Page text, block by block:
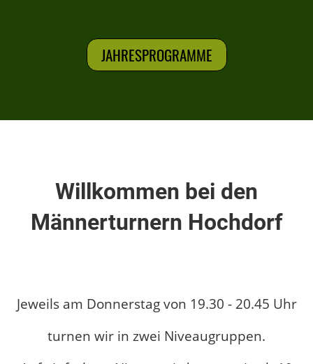
JAHRESPROGRAMME
Willkommen bei den
Männerturnern Hochdorf
Jeweils am Donnerstag von 19.30 - 20.45 Uhr
turnen wir in zwei Niveaugruppen.